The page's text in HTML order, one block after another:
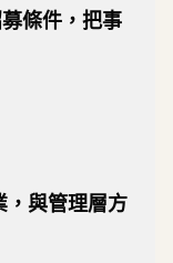
條件，把事
與管理層方